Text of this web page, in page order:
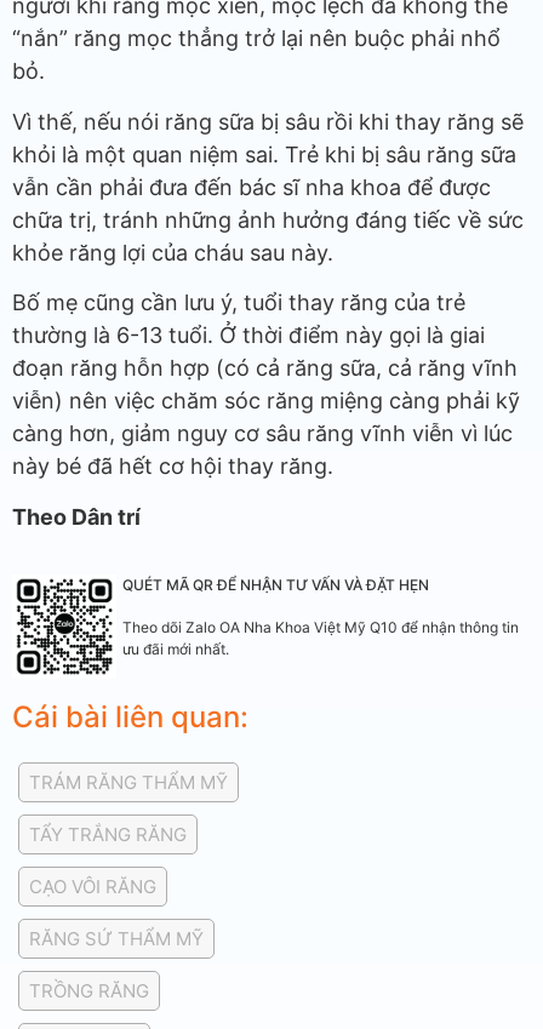
người khi răng mọc xiên, mọc lệch đã không thể
“nắn” răng mọc thẳng trở lại nên buộc phải nhổ
bỏ.
Vì thế, nếu nói răng sữa bị sâu rồi khi thay răng sẽ
khỏi là một quan niệm sai. Trẻ khi bị sâu răng sữa
vẫn cần phải đưa đến bác sĩ nha khoa để được
chữa trị, tránh những ảnh hưởng đáng tiếc về sức
khỏe răng lợi của cháu sau này.
Bố mẹ cũng cần lưu ý, tuổi thay răng của trẻ
thường là 6-13 tuổi. Ở thời điểm này gọi là giai
đoạn răng hỗn hợp (có cả răng sữa, cả răng vĩnh
viễn) nên việc chăm sóc răng miệng càng phải kỹ
càng hơn, giảm nguy cơ sâu răng vĩnh viễn vì lúc
này bé đã hết cơ hội thay răng.
Theo Dân trí
QUÉT MÃ QR ĐỂ NHẬN TƯ VẤN VÀ ĐẶT HẸN
Theo dõi Zalo OA Nha Khoa Việt Mỹ Q10 để nhận thông tin
ưu đãi mới nhất.
Cái bài liên quan:
TRÁM RĂNG THẨM MỸ
TẨY TRẮNG RĂNG
CẠO VÔI RĂNG
RĂNG SỨ THẨM MỸ
TRỒNG RĂNG